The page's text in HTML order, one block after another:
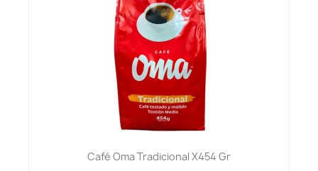
Café Oma Tradicional X454 Gr